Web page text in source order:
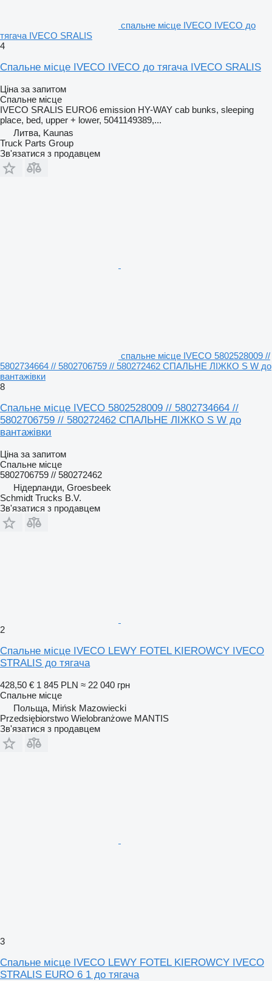
спальне місце IVECO IVECO до
тягача IVECO SRALIS
4
Спальне місце IVECO IVECO до тягача IVECO SRALIS
Ціна за запитом
Спальне місце
IVECO SRALIS EURO6 emission HY-WAY cab bunks, sleeping
place, bed, upper + lower, 5041149389,...
Литва, Kaunas
Truck Parts Group
Зв'язатися з продавцем
спальне місце IVECO 5802528009 //
5802734664 // 5802706759 // 580272462 СПАЛЬНЕ ЛІЖКО S W до
вантажівки
8
Спальне місце IVECO 5802528009 // 5802734664 //
5802706759 // 580272462 СПАЛЬНЕ ЛІЖКО S W до
вантажівки
Ціна за запитом
Спальне місце
5802706759 // 580272462
Нідерланди, Groesbeek
Schmidt Trucks B.V.
Зв'язатися з продавцем
2
Спальне місце IVECO LEWY FOTEL KIEROWCY IVECO
STRALIS до тягача
428,50 € 1 845 PLN ≈ 22 040 грн
Спальне місце
Польща, Mińsk Mazowiecki
Przedsiębiorstwo Wielobranżowe MANTIS
Зв'язатися з продавцем
3
Спальне місце IVECO LEWY FOTEL KIEROWCY IVECO
STRALIS EURO 6 1 до тягача